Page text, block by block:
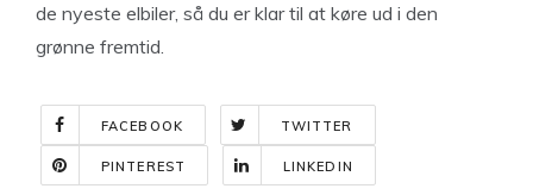
de nyeste elbiler, så du er klar til at køre ud i den
grønne fremtid.
FACEBOOK TWITTER
PINTEREST LINKEDIN